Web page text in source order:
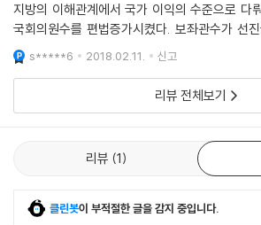
정치쇄신특위 의원에게 선물하고 싶은 책
신명순 (연세대학교 정치외교학과 명예교수)
국회의원이 법원의 판결로 국회의원직을 잃을
한 것이다. 3월에 일본에서 있었던 일이다.
구가 인구편차 기준에 부합하지 못했기 때문에
지방의 이해관계에서 국가 이익의 수준으로 다
국회의원수를 편법증가시켰다. 보좌관수가 선
부도직전이고 서민새 활은 너무나 팍팍한데 세
여야정쟁의 핵심은 지
s*****6 2018.02.11. 신고
리뷰 전체보기
리뷰 1
클린봇이 부적절한 글을 감지 중입니다.